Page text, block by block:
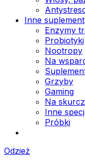
Inne
Enzymy
Probiotyki
Nootropy
Na
Grzyby
Gaming
Na
Inne
Próbki
Odzież